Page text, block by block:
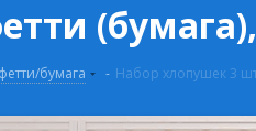
бумага - Набор хлопушек 3